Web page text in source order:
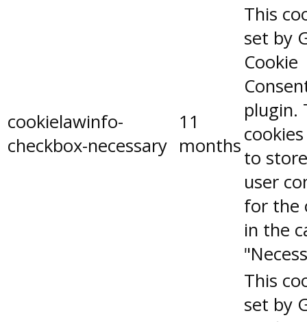
cookielawinfo-
checkbox-necessary
11
months
This
set by
Cookie
plugin.
to
user
for the
in the
This
set by